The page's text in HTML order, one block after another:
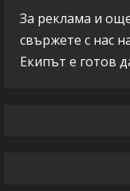
За реклама и
свържете с нас
Екипът е готов